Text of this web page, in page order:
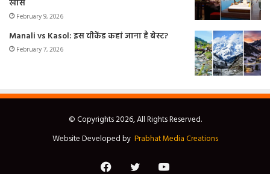
खास
February 9, 2026
Manali vs Kasol: इस वीकेंड कहां जाना है बेस्ट?
February 7, 2026
© Copyrights 2026, All Rights Reserved.
Website Developed by Prabhat Media Creations
FacebookTwitterYouTube